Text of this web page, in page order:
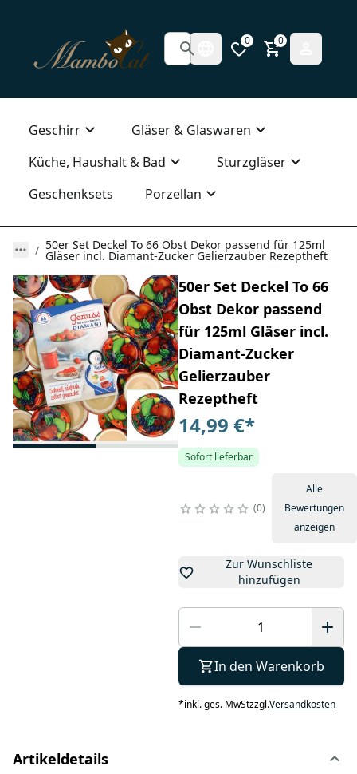
0 0
Geschirr
Gläser & Glaswaren
Küche, Haushalt & Bad
Sturzgläser
Geschenksets
Porzellan
50er Set Deckel To 66 Obst Dekor passend für 125ml
Gläser incl. Diamant-Zucker Gelierzauber Rezeptheft
50er Set Deckel To 66
Obst Dekor passend
für 125ml Gläser incl.
Diamant-Zucker
Gelierzauber
Rezeptheft
14,99 €*
Sofort lieferbar
0
Alle
Bewertungen
anzeigen
Zur Wunschliste
hinzufügen
In den Warenkorb
*inkl. ges. MwStzzgl.Versandkosten
Artikeldetails